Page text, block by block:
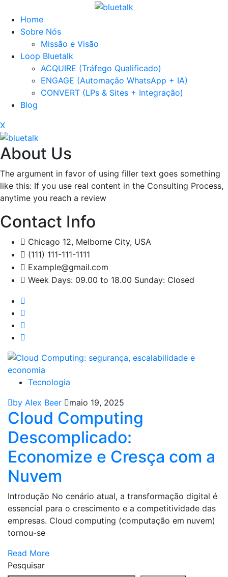
Home
Sobre Nós
Missão e Visão
Loop Bluetalk
ACQUIRE (Tráfego Qualificado)
ENGAGE (Automação WhatsApp + IA)
CONVERT (LPs & Sites + Integração)
Blog
X
About Us
The argument in favor of using filler text goes something
like this: If you use real content in the Consulting Process,
anytime you reach a review
Contact Info
Chicago 12, Melborne City, USA
(111) 111-111-1111
Example@gmail.com
Week Days: 09.00 to 18.00 Sunday: Closed
Tecnologia
by Alex Beer
maio 19, 2025
Cloud Computing
Descomplicado:
Economize e Cresça com a
Nuvem
Introdução No cenário atual, a transformação digital é
essencial para o crescimento e a competitividade das
empresas. Cloud computing (computação em nuvem)
tornou-se
Read More
Pesquisar